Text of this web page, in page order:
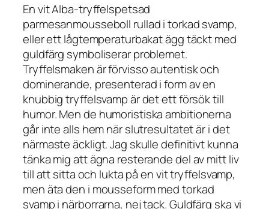
En vit Alba-tryffelspetsad
parmesanmousseboll rullad i torkad svamp,
eller ett lågtemperaturbakat ägg täckt med
guldfärg symboliserar problemet.
Tryffelsmaken är förvisso autentisk och
dominerande, presenterad i form av en
knubbig tryffelsvamp är det ett försök till
humor. Men de humoristiska ambitionerna
går inte alls hem när slutresultatet är i det
närmaste äckligt. Jag skulle definitivt kunna
tänka mig att ägna resterande del av mitt liv
till att sitta och lukta på en vit tryffelsvamp,
men äta den i mousseform med torkad
svamp i närborrarna, nej tack. Guldfärg ska vi